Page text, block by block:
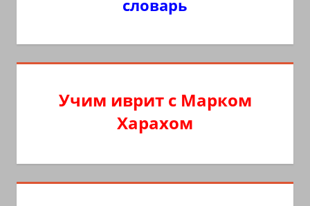
словарь
Учим иврит с Марком
Харахом